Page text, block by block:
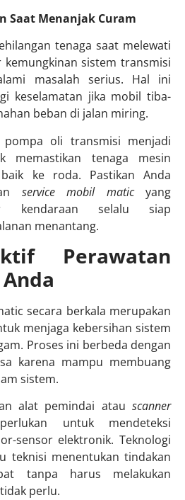
Saat Menanjak Curam
tenaga saat melewati
kemungkinan sistem transmisi
masalah serius. Hal ini
keselamatan jika mobil tiba-
beban di jalan miring.
pompa oli transmisi menjadi
memastikan tenaga mesin
ke roda. Pastikan Anda
service mobil maticyang
kendaraan selalu siap
menantang.
Perawatan
secara berkala merupakan
menjaga kebersihan sistem
Proses ini berbeda dengan
karena mampu membuang
sistem.
alat pemindai atau scanner
untuk mendeteksi
sensor elektronik. Teknologi
teknisi menentukan tindakan
tanpa harus melakukan
perlu.